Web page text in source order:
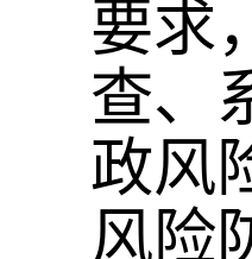
要求
查、
政风
风险